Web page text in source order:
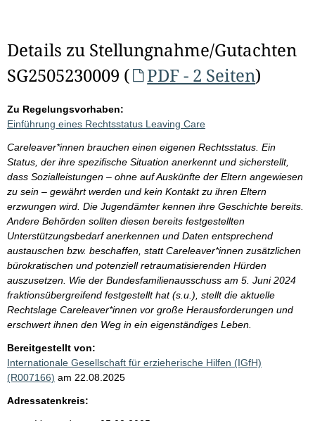
Details zu Stellungnahme/Gutachten
SG2505230009 (
PDF - 2 Seiten)
Zu Regelungsvorhaben:
Einführung eines Rechtsstatus Leaving Care
Careleaver*innen brauchen einen eigenen Rechtsstatus. Ein
Status, der ihre spezifische Situation anerkennt und sicherstellt,
dass Sozialleistungen – ohne auf Auskünfte der Eltern angewiesen
zu sein – gewährt werden und kein Kontakt zu ihren Eltern
erzwungen wird. Die Jugendämter kennen ihre Geschichte bereits.
Andere Behörden sollten diesen bereits festgestellten
Unterstützungsbedarf anerkennen und Daten entsprechend
austauschen bzw. beschaffen, statt Careleaver*innen zusätzlichen
bürokratischen und potenziell retraumatisierenden Hürden
auszusetzen. Wie der Bundesfamilienausschuss am 5. Juni 2024
fraktionsübergreifend festgestellt hat (s.u.), stellt die aktuelle
Rechtslage Careleaver*innen vor große Herausforderungen und
erschwert ihnen den Weg in ein eigenständiges Leben.
Bereitgestellt von:
Internationale Gesellschaft für erzieherische Hilfen (IGfH)
(R007166) am 22.08.2025
Adressatenkreis: